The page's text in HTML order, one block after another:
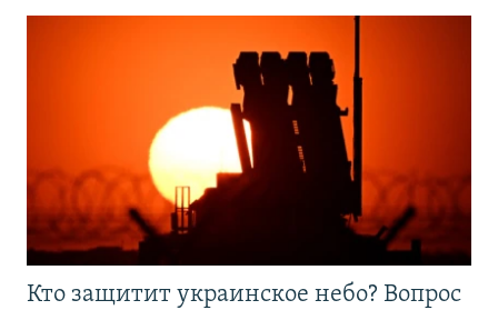
Кто защитит украинское небо? Вопрос